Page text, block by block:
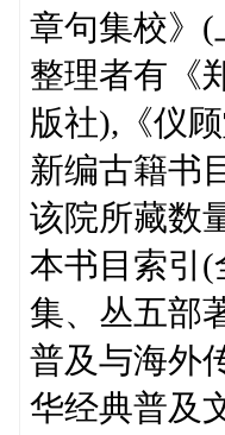
章句集校》
整理者有《
版社),《仪
新编古籍书
该院所藏数
本书目索引(
集、丛五部
普及与海外
华经典普及